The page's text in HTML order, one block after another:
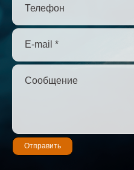
Телефон
E-mail *
Сообщение
Отправить